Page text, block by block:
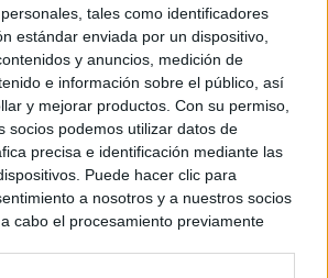
tales como identificadores
estándar enviada por un dispositivo,
y anuncios, medición de
e información sobre el público, así
y mejorar productos. Con su permiso,
socios podemos utilizar datos de
precisa e identificación mediante las
Puede hacer clic para
a nosotros y a nuestros socios
cabo el procesamiento previamente
15 de agosto
Legal Privacidad y Cookies